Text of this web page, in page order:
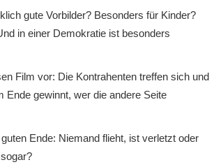
gute Vorbilder? Besonders für Kinder?
in einer Demokratie ist besonders
Film vor: Die Kontrahenten treffen sich und
gewinnt, wer die andere Seite
Ende: Niemand flieht, ist verletzt oder